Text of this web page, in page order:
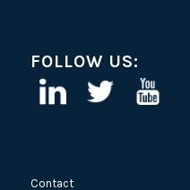
FOLLOW US:
Contact